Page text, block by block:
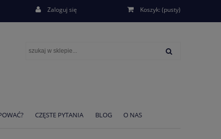
Zaloguj się Koszyk: (pusty)
CZĘSTE PYTANIA BLOG O NAS